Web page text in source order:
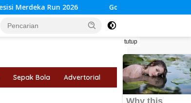
Gotong Royong sebagai Bentuk Solidaritas di
tutup
Sepak Bola Advertorial